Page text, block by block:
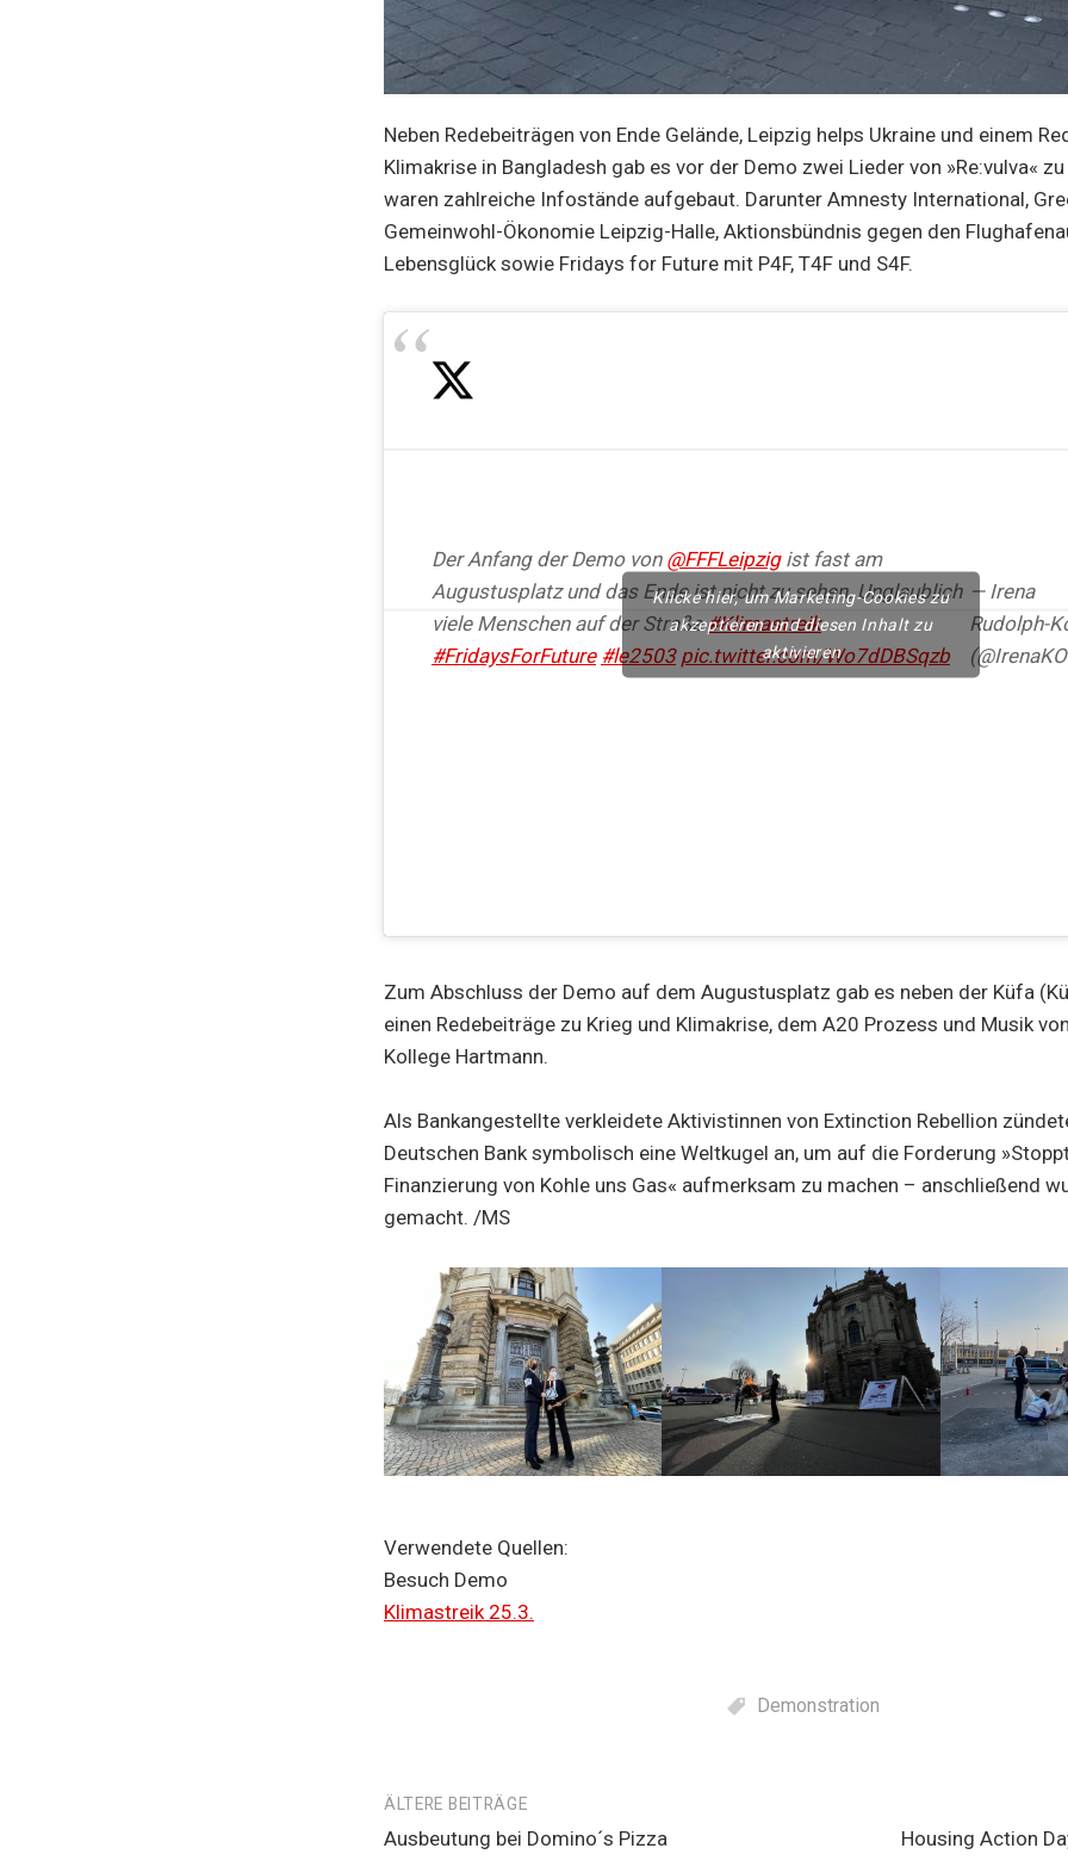
Neben Redebeiträgen von Ende Gelände, Leipzig helps Ukraine und einem
Klimakrise in Bangladesh gab es vor der Demo zwei Lieder von »Re:vulva«
waren zahlreiche Infostände aufgebaut. Darunter Amnesty International,
Gemeinwohl-Ökonomie Leipzig-Halle, Aktionsbündnis gegen den
Lebensglück sowie Fridays for Future mit P4F, T4F und S4F.
Der Anfang der Demo von @FFFLeipzigist fast am
Augustusplatz und das Ende ist nicht zu sehen. Unglaublich
viele Menschen auf der Straße#Klimastreik
#FridaysForFuture #le2503 pic.twitter.com/Wo7dDBSqzb
— Irena
Rudolph-
Klicke hier, um Marketing-Cookies zu
akzeptieren und diesen Inhalt zu
aktivieren
Zum Abschluss der Demo auf dem Augustusplatz gab es neben der Küfa
einen Redebeiträge zu Krieg und Klimakrise, dem A20 Prozess und Musik
Kollege Hartmann.
Als Bankangestellte verkleidete Aktivistinnen von Extinction Rebellion
Deutschen Bank symbolisch eine Weltkugel an, um auf die Forderung
Finanzierung von Kohle uns Gas« aufmerksam zu machen – anschließend
gemacht. /MS
Verwendete Quellen:
Besuch Demo
Klimastreik 25.3.
Demonstration
Beitragsnavigation
ÄLTERE BEITRÄGE
Ausbeutung bei Domino´s Pizza Housing Action